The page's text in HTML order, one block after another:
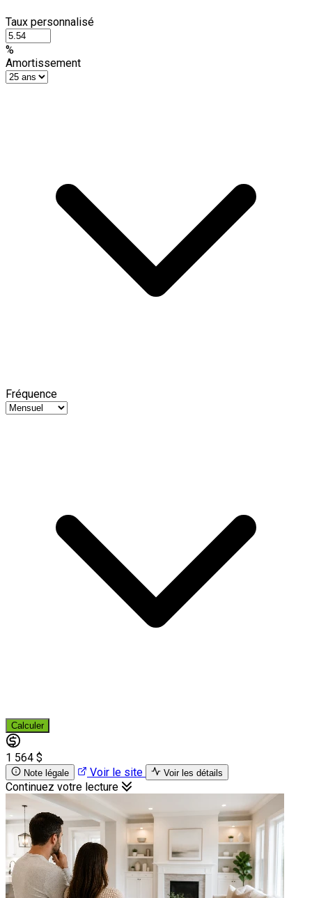
Taux personnalisé
%
Amortissement
Fréquence
Calculer
1 564 $
Note légale Voir le site Voir les détails
Continuez votre lecture